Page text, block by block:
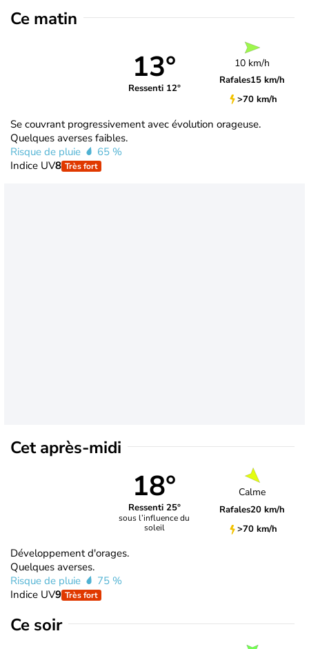
Ce matin
13°
Ressenti 12°
10 km/h
Rafales15 km/h
>70 km/h
Se couvrant progressivement avec évolution orageuse.
Quelques averses faibles.
Risque de pluie
65 %
Indice UV8 Très fort
Cet après-midi
18°
Ressenti 25°
sous l’influence du
soleil
Calme
Rafales20 km/h
>70 km/h
Développement d'orages.
Quelques averses.
Risque de pluie
75 %
Indice UV9 Très fort
Ce soir